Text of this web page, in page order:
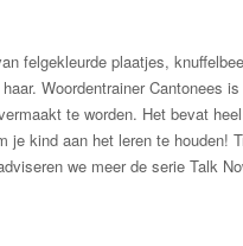
felgekleurde plaatjes,
Woordentrainer Cantonees
te worden. Het bevat
je kind aan het leren te houden!
we meer de serie Talk